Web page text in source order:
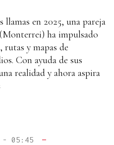
llamas en 2025, una pareja
ha impulsado
rutas y mapas de
Con ayuda de sus
realidad y ahora aspira
- 05:45
—